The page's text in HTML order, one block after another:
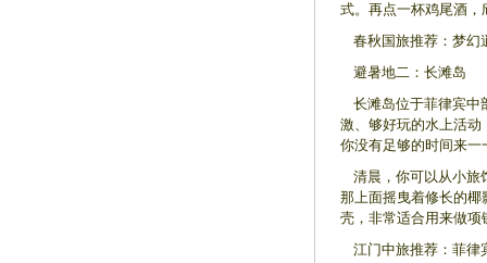
式。再点一杯鸡尾酒
春秋国旅推荐：梦幻
避暑地二：长滩岛
长滩岛位于菲律宾中
激、够好玩的水上活
你没有足够的时间来一
清晨，你可以从小旅
那上面摇曳着修长的
壳，非常适合用来做
江门中旅推荐：菲律